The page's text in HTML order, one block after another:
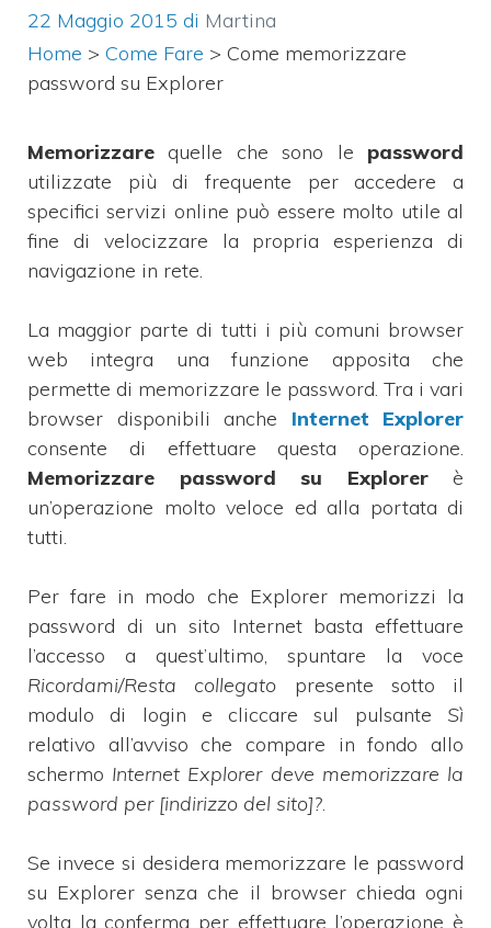
22 Maggio 2015 di Martina
Home > Come Fare > Come memorizzare
password su Explorer
Memorizzare quelle che sono le password
utilizzate più di frequente per accedere a
specifici servizi online può essere molto utile al
fine di velocizzare la propria esperienza di
navigazione in rete.
La maggior parte di tutti i più comuni browser
web integra una funzione apposita che
permette di memorizzare le password. Tra i vari
browser disponibili anche Internet Explorer
consente di effettuare questa operazione.
Memorizzare password su Explorerè
un’operazione molto veloce ed alla portata di
tutti.
Per fare in modo che Explorer memorizzi la
password di un sito Internet basta effettuare
l’accesso a quest’ultimo, spuntare la voce
Ricordami/Resta collegato presente sotto il
modulo di login e cliccare sul pulsante Sì
relativo all’avviso che compare in fondo allo
schermo Internet Explorer deve memorizzare la
password per [indirizzo del sito]?.
Se invece si desidera memorizzare le password
su Explorer senza che il browser chieda ogni
volta la conferma per effettuare l’operazione è